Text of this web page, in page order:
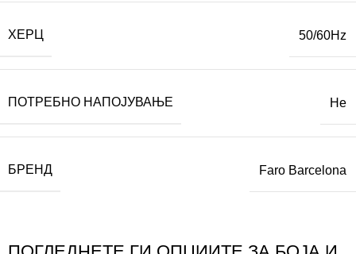
ХЕРЦ 50/60Hz
ПОТРЕБНО НАПОЈУВАЊЕ Не
БРЕНД Faro Barcelona